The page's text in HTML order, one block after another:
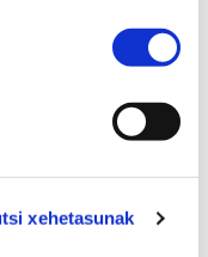
xehetasunak